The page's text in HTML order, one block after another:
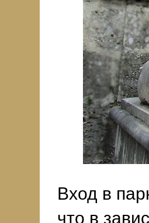
Вход в
что в